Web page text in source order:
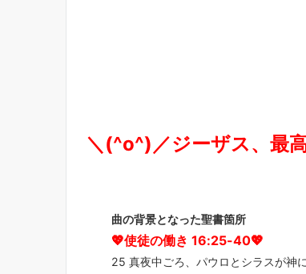
＼(^o^)／ジーザス、最
曲の背景となった聖書箇所
💖使徒の働き 16:25-40💖
25 真夜中ごろ、パウロとシラスが神